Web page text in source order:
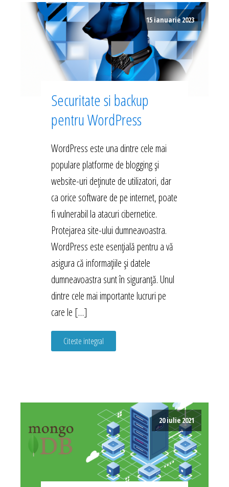
15 ianuarie 2023
Securitate si backup
pentru WordPress
WordPress este una dintre cele mai
populare platforme de blogging și
website-uri deținute de utilizatori, dar
ca orice software de pe internet, poate
fi vulnerabil la atacuri cibernetice.
Protejarea site-ului dumneavoastra.
WordPress este esențială pentru a vă
asigura că informațiile și datele
dumneavoastra sunt în siguranță. Unul
dintre cele mai importante lucruri pe
care le […]
Citeste integral
20 iulie 2021